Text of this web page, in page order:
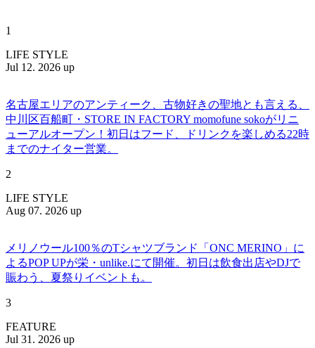
1
LIFE STYLE
Jul 12. 2026 up
名古屋エリアのアンティーク、古物好きの聖地とも言える、
中川区百船町・STORE IN FACTORY momofune sokoがリニ
ューアルオープン！初日はフード、ドリンクを楽しめる22時
までのナイター営業。
2
LIFE STYLE
Aug 07. 2026 up
メリノウール100％のTシャツブランド「ONC MERINO」に
よるPOP UPが栄・unlike.にて開催。初日は飲食出店やDJで
賑わう、夏祭りイベントも。
3
FEATURE
Jul 31. 2026 up